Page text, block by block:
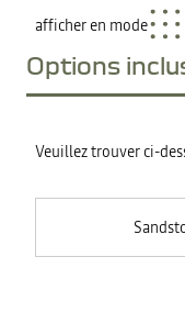
afficher en mode
Options
Veuillez trouver ci-